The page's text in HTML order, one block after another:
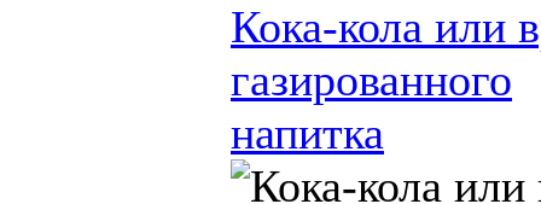
Кока-кола или
газированного
напитка